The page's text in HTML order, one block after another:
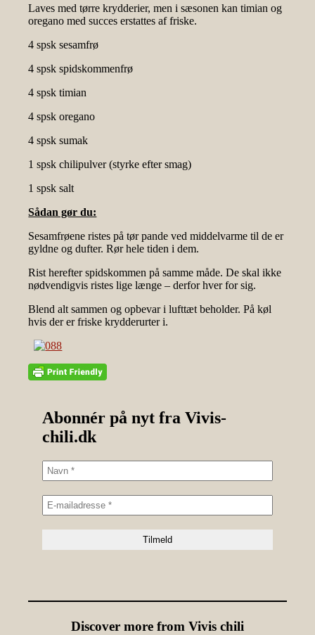
Laves med tørre krydderier, men i sæsonen kan timian og
oregano med succes erstattes af friske.
4 spsk sesamfrø
4 spsk spidskommenfrø
4 spsk timian
4 spsk oregano
4 spsk sumak
1 spsk chilipulver (styrke efter smag)
1 spsk salt
Sådan gør du:
Sesamfrøene ristes på tør pande ved middelvarme til de er
gyldne og dufter. Rør hele tiden i dem.
Rist herefter spidskommen på samme måde. De skal ikke
nødvendigvis ristes lige længe – derfor hver for sig.
Blend alt sammen og opbevar i lufttæt beholder. På køl
hvis der er friske krydderurter i.
Abonnér på nyt fra Vivis-
chili.dk
Discover more from Vivis chili